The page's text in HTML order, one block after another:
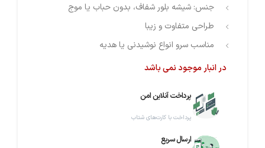
جنس: شیشه بلور شفاف، بدون حباب یا موج
طراحی متفاوت و زیبا
مناسب سرو انواع نوشیدنی یا هدیه
در انبار موجود نمی باشد
پرداخت آنلاین امن
پرداخت با کارت‌های شتاب
ارسال سریع